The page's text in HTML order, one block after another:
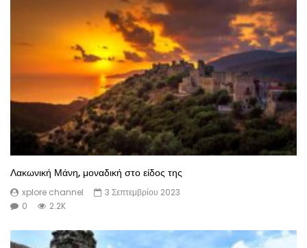
Λακωνική Μάνη, μοναδική στο είδος της
xplore channel
3 Σεπτεμβρίου 2023
0
2.2K